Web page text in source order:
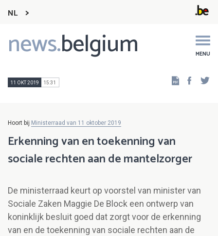
NL
news.belgium MENU
Main
navigation
11 OKT 2019 15:31
Hoort bij Ministerraad van 11 oktober 2019
Erkenning van en toekenning van
sociale rechten aan de mantelzorger
De ministerraad keurt op voorstel van minister van
Sociale Zaken Maggie De Block een ontwerp van
koninklijk besluit goed dat zorgt voor de erkenning
van en de toekenning van sociale rechten aan de